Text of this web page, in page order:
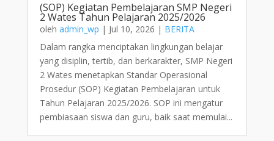
(SOP) Kegiatan Pembelajaran SMP Negeri
2 Wates Tahun Pelajaran 2025/2026
oleh admin_wp | Jul 10, 2026 | BERITA
Dalam rangka menciptakan lingkungan belajar
yang disiplin, tertib, dan berkarakter, SMP Negeri
2 Wates menetapkan Standar Operasional
Prosedur (SOP) Kegiatan Pembelajaran untuk
Tahun Pelajaran 2025/2026. SOP ini mengatur
pembiasaan siswa dan guru, baik saat memulai...